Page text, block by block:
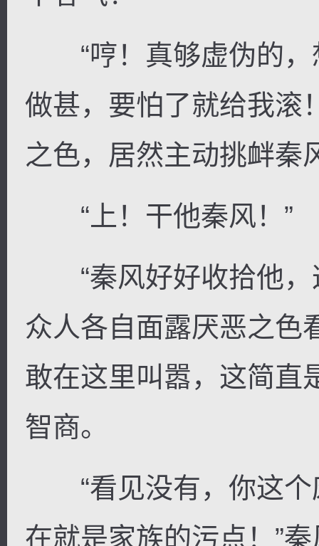
“哼！真够虚伪的，
做甚，要怕了就给我滚
之色，居然主动挑衅秦
“上！干他秦风！”
“秦风好好收拾他，
众人各自面露厌恶之色
敢在这里叫嚣，这简直
智商。
“看见没有，你这个
在就是家族的污点！”